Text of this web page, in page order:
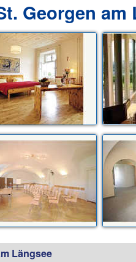
Georgen am
Längsee